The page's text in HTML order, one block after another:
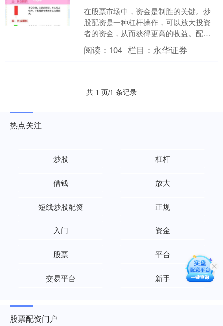
在股票市场中，资金是制胜的关键。炒
股配资是一种杠杆操作，可以放大投资
者的资金，从而获得更高的收益。配资
网作为专业的配资平台，为投资者提供
安全、便捷的配资服务，助....
阅读： 104 栏目： 永华证券
共 1 页/1 条记录
热点关注
炒股 杠杆
借钱 放大
短线炒股配资 正规
入门 资金
股票 平台
交易平台 新手
股票配资门户